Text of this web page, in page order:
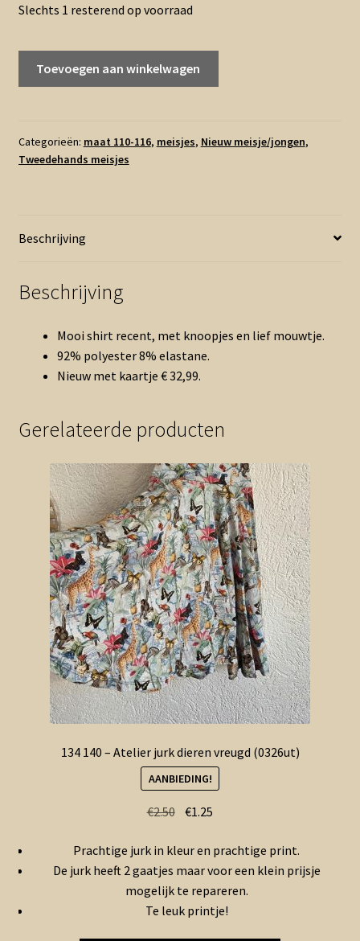
Slechts 1 resterend op voorraad
mauve
nieuw
Toevoegen aan winkelwagen
Categorieën: maat 110-116, meisjes, Nieuw meisje/jongen,
Tweedehands meisjes
Beschrijving
Beschrijving
Mooi shirt recent, met knoopjes en lief mouwtje.
92% polyester 8% elastane.
Nieuw met kaartje € 32,99.
Gerelateerde producten
134 140 – Atelier jurk dieren vreugd (0326ut)
AANBIEDING!
€2.50 Oorspronkelijke
was:
€2.50.
€1.25
is:
€1.25.
Prachtige jurk in kleur en prachtige print.
De jurk heeft 2 gaatjes maar voor een klein prijsje
mogelijk te repareren.
Te leuk printje!